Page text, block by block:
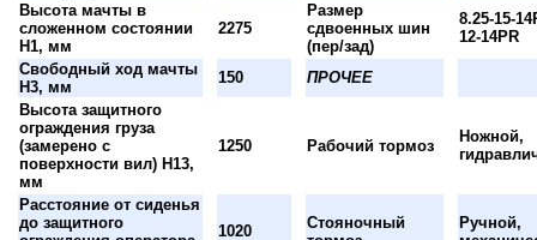
Высота мачты в
сложенном состоянии
H1, мм
2275
Размер
сдвоенных шин
(пер/зад)
8.25-15-
12-14PR
Свободный ход мачты
H3, мм
150
ПРОЧЕЕ
Высота защитного
ограждения груза
(замерено с
поверхности вил) H13,
мм
1250 Рабочий тормоз
Ножной,
Расстояние от сиденья
до защитного
1020
Стояночный
Ручной,